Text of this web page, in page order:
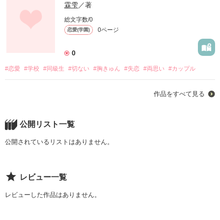
霖雫／著
総文字数/0
恋愛(学園) 0ページ
0
#恋愛 #学校 #同級生 #切ない #胸きゅん #失恋 #両思い #カップル
作品をすべて見る
公開リスト一覧
公開されているリストはありません。
レビュー一覧
レビューした作品はありません。